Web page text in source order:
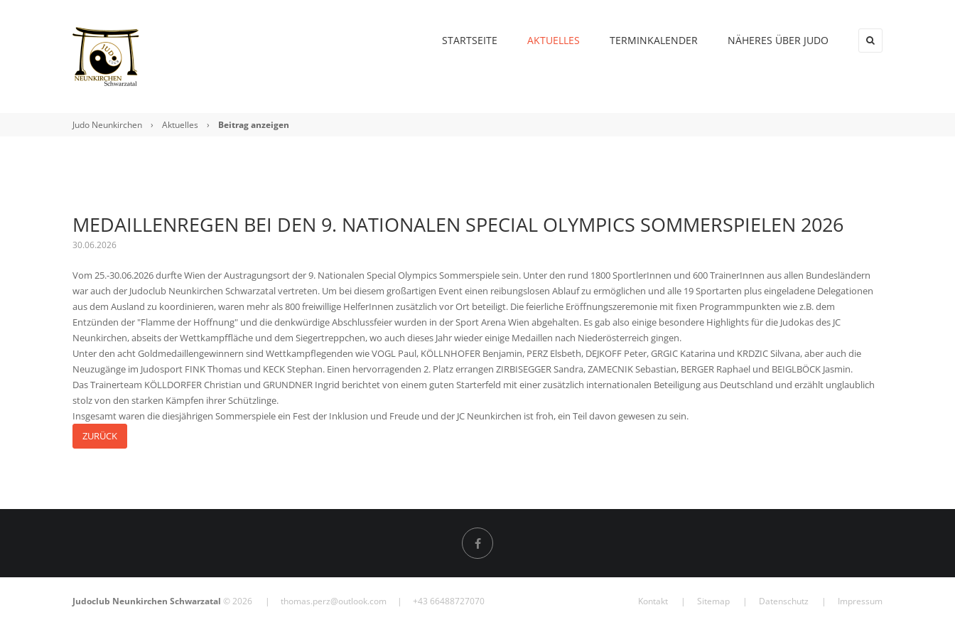
STARTSEITE AKTUELLES TERMINKALENDER NÄHERES ÜBER JUDO
Judo Neunkirchen › Aktuelles › Beitrag anzeigen
MEDAILLENREGEN BEI DEN 9. NATIONALEN SPECIAL OLYMPICS SOMMERSPIELEN 2026
30.06.2026
Vom 25.-30.06.2026 durfte Wien der Austragungsort der 9. Nationalen Special Olympics Sommerspiele sein. Unter den rund 1800 SportlerInnen und 600 TrainerInnen aus allen Bundesländern
war auch der Judoclub Neunkirchen Schwarzatal vertreten. Um bei diesem großartigen Event einen reibungslosen Ablauf zu ermöglichen und alle 19 Sportarten plus eingeladene Delegationen
aus dem Ausland zu koordinieren, waren mehr als 800 freiwillige HelferInnen zusätzlich vor Ort beteiligt. Die feierliche Eröffnungszeremonie mit fixen Programmpunkten wie z.B. dem
Entzünden der "Flamme der Hoffnung" und die denkwürdige Abschlussfeier wurden in der Sport Arena Wien abgehalten. Es gab also einige besondere Highlights für die Judokas des JC
Neunkirchen, abseits der Wettkampffläche und dem Siegertreppchen, wo auch dieses Jahr wieder einige Medaillen nach Niederösterreich gingen.
Unter den acht Goldmedaillengewinnern sind Wettkampflegenden wie VOGL Paul, KÖLLNHOFER Benjamin, PERZ Elsbeth, DEJKOFF Peter, GRGIC Katarina und KRDZIC Silvana, aber auch die
Neuzugänge im Judosport FINK Thomas und KECK Stephan. Einen hervorragenden 2. Platz errangen ZIRBISEGGER Sandra, ZAMECNIK Sebastian, BERGER Raphael und BEIGLBÖCK Jasmin.
Das Trainerteam KÖLLDORFER Christian und GRUNDNER Ingrid berichtet von einem guten Starterfeld mit einer zusätzlich internationalen Beteiligung aus Deutschland und erzählt unglaublich
stolz von den starken Kämpfen ihrer Schützlinge.
Insgesamt waren die diesjährigen Sommerspiele ein Fest der Inklusion und Freude und der JC Neunkirchen ist froh, ein Teil davon gewesen zu sein.
ZURÜCK
Judoclub Neunkirchen Schwarzatal © 2026 | thomas.perz@outlook.com | +43 66488727070 Kontakt Sitemap Datenschutz Impressum